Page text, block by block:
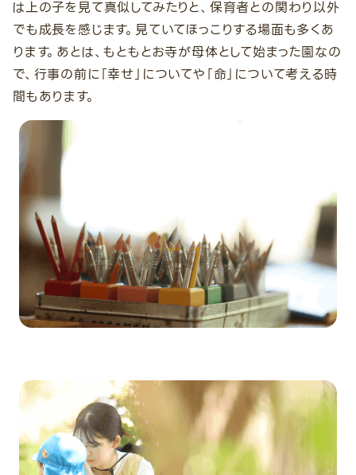
は上の子を見て真似してみたりと、保育者との関わり以外
でも成長を感じます。見ていてほっこりする場面も多くあ
ります。あとは、もともとお寺が母体として始まった園なの
で、行事の前に「幸せ」についてや「命」について考える時
間もあります。